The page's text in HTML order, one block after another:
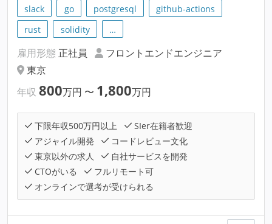
slack go postgresql
github-actions
rust
solidity …
雇用形態 正社員
フロントエンドエンジニア
東京
年収 800万円 〜 1,800万円
下限年収500万円以上
SIer在籍者歓迎
アジャイル開発
コードレビュー文化
東京以外の求人
自社サービスを開発
CTOがいる
フルリモート可
オンラインで選考が受けられる